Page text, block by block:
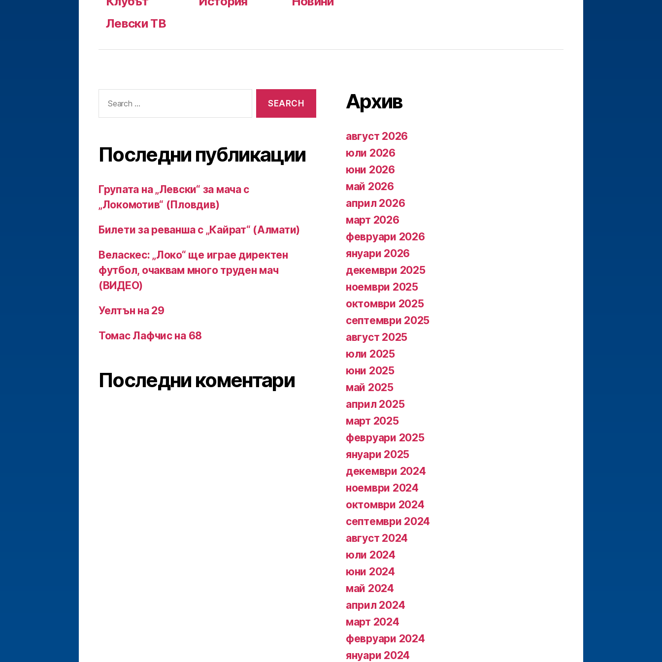
Левски ТВ
Последни публикации
Групата на „Левски“ за мача с
„Локомотив“ (Пловдив)
Билети за реванша с „Кайрат“ (Алмати)
Веласкес: „Локо“ ще играе директен
футбол, очаквам много труден мач
(ВИДЕО)
Уелтън на 29
Томас Лафчис на 68
Последни коментари
Архив
август 2026
юли 2026
юни 2026
май 2026
април 2026
март 2026
февруари 2026
януари 2026
декември 2025
ноември 2025
октомври 2025
септември 2025
август 2025
юли 2025
юни 2025
май 2025
април 2025
март 2025
февруари 2025
януари 2025
декември 2024
ноември 2024
октомври 2024
септември 2024
август 2024
юли 2024
юни 2024
май 2024
април 2024
март 2024
февруари 2024
януари 2024